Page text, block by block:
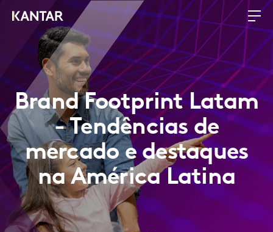
Brand Footprint Latam
- Tendências de
mercado e destaques
na América Latina